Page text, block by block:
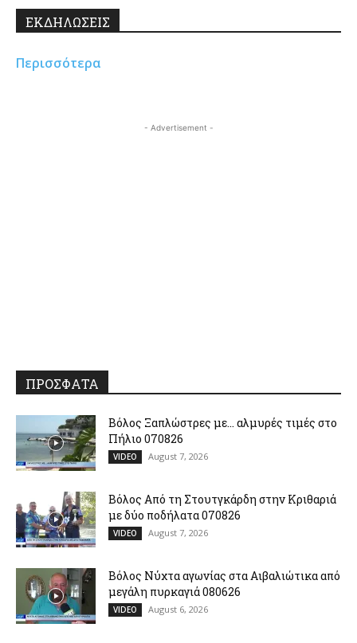
ΕΚΔΗΛΩΣΕΙΣ
Περισσότερα
- Advertisement -
ΠΡΟΣΦΑΤΑ
Βόλος Ξαπλώστρες με… αλμυρές τιμές στο
Πήλιο 070826
VIDEO August 7, 2026
Βόλος Από τη Στουτγκάρδη στην Κριθαριά
με δύο ποδήλατα 070826
VIDEO August 7, 2026
Βόλος Νύχτα αγωνίας στα Αιβαλιώτικα από
μεγάλη πυρκαγιά 080626
VIDEO August 6, 2026